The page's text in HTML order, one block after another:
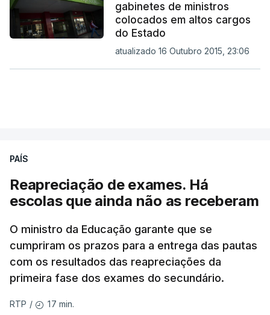
gabinetes de ministros
colocados em altos cargos
do Estado
atualizado 16 Outubro 2015, 23:06
PAÍS
Reapreciação de exames. Há
escolas que ainda não as receberam
O ministro da Educação garante que se
cumpriram os prazos para a entrega das pautas
com os resultados das reapreciações da
primeira fase dos exames do secundário.
RTP / 17 min.